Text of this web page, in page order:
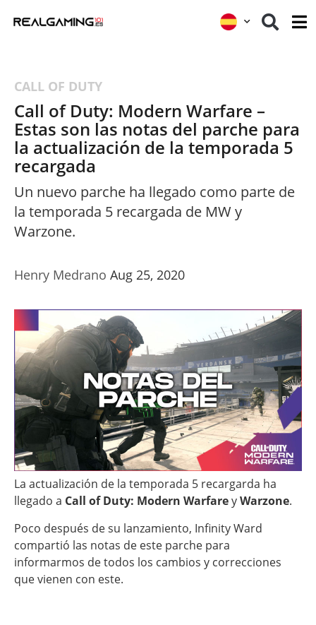
CALL OF DUTY
Call of Duty: Modern Warfare –
Estas son las notas del parche para
la actualización de la temporada 5
recargada
Un nuevo parche ha llegado como parte de
la temporada 5 recargada de MW y
Warzone.
Henry Medrano Aug 25, 2020
La actualización de la temporada 5 recargarda ha
llegado a Call of Duty: Modern WarfareyWarzone.
Poco después de su lanzamiento, Infinity Ward
compartió las notas de este parche para
informarmos de todos los cambios y correcciones
que vienen con este.